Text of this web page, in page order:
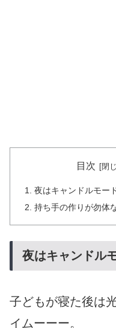
目次
夜はキャンドルモー
持ち手の作りが勿体
夜はキャンドル
子どもが寝た後は
イムーーー。